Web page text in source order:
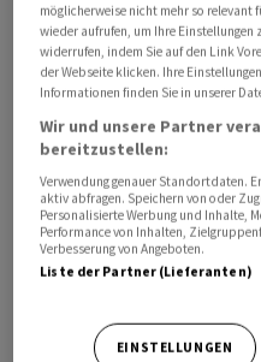
Gesundheitsministerin
einem konsequenten
Medikation werde die
Gesundheitswesen
Kommissionssprecher
möglicherweise nicht mehr so relevant
wieder aufrufen, um Ihre
widerrufen, indem Sie auf den Link
der Webseite klicken. Ihre
Informationen finden Sie in unserer
Wir und unsere Partner
bereitzustellen:
Verwendung genauer Standortdaten.
aktiv abfragen. Speichern von oder
Personalisierte Werbung und Inhalte,
Performance von Inhalten,
Verbesserung von Angeboten.
Liste der Partner (Lieferanten)
EINSTELLUNGEN